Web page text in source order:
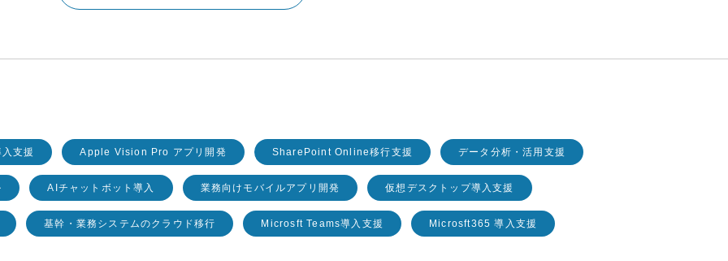
支援 Apple Vision Pro アプリ開発 SharePoint Online移行支援 データ分析・活用支援
AIチャットボット導入 業務向けモバイルアプリ開発 仮想デスクトップ導入支援
基幹・業務システムのクラウド移行 Microsft Teams導入支援 Microsft365 導入支援